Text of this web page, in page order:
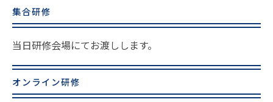
集合研修
当日研修会場にてお渡しします。
オンライン研修